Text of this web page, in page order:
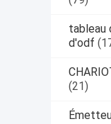
tableau
d'odf
(21)